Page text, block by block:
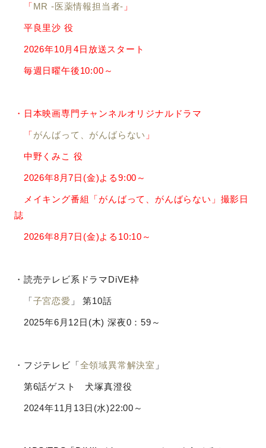
「MR -医薬情報担当者- 」
平良里沙 役
2026年10月4日放送スタート
毎週日曜午後10:00～
・日本映画専門チャンネルオリジナルドラマ
「がんばって、がんばらない 」
中野くみこ 役
2026年8月7日(金)よる9:00～
メイキング番組「がんばって、がんばらない」撮影日
誌
2026年8月7日(金)よる10:10～
・読売テレビ系ドラマDiVE枠
「子宮恋愛 」 第10話
2025年6月12日(木) 深夜0：59～
・フジテレビ「全領域異常解決室 」
第6話ゲスト 犬塚真澄役
2024年11月13日(水)22:00～